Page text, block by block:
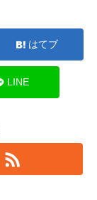
はてブ
LINE